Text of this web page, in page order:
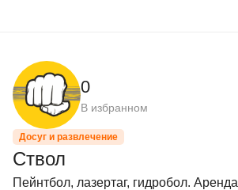
0
В избранном
Досуг и развлечение
Ствол
Пейнтбол, лазертаг, гидробол.